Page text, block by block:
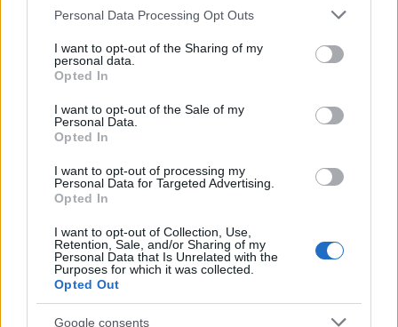
Please note that this website/app uses one or more Google
not limited to your visit or usage behaviour. You may click to
grant or deny consent to Google and its third-party tags to
use your data for below specified purposes in below Google
consent section.
Personal Data Processing Opt Outs
I want to opt-out of the Sharing of my
personal data.
Opted In
I want to opt-out of the Sale of my
Personal Data.
Opted In
I want to opt-out of processing my
Personal Data for Targeted Advertising.
Opted In
I want to opt-out of Collection, Use,
Retention, Sale, and/or Sharing of my
Personal Data that Is Unrelated with the
Purposes for which it was collected.
Opted Out
Google consents
Σχόλια
Academy εκπαιδεύει τη νέα
Χαλκιά, στο Α'
Υποβασταζόμενη η
σύζυγός του Αλέκα